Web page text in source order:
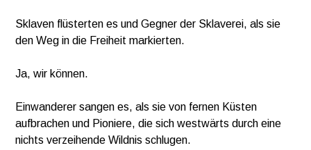
Sklaven flüsterten es und Gegner der Sklaverei, als sie
den Weg in die Freiheit markierten.
Ja, wir können.
Einwanderer sangen es, als sie von fernen Küsten
aufbrachen und Pioniere, die sich westwärts durch eine
nichts verzeihende Wildnis schlugen.